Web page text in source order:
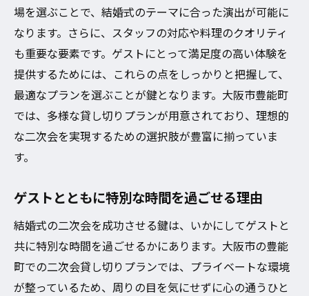
豊能町の魅力的な貸し切り会場をご紹介
自然豊かな環境で過ごす結婚式二次会
プライベート感あふれる貸し切り空間の楽
しみ方
豊能町で実現する贅沢な結婚式二次会
地域の魅力を活かした二次会プラン
大阪市豊能町で叶える特別な一日
阪市の魅力
大阪市で人気の貸し切りプランの特徴
二次会を華やかにする貸し切りプランの選
択肢
場を選ぶことで、結婚式のテーマに合った演出が可能に
なります。さらに、スタッフの対応や料理のクオリティ
も重要な要素です。ゲストにとって満足度の高い体験を
提供するためには、これらの点をしっかりと把握して、
最適なプランを選ぶことが鍵となります。大阪市豊能町
では、多様な貸し切りプランが用意されており、理想的
な二次会を実現するための選択肢が豊富に揃っていま
す。
ゲストとともに特別な時間を過ごせる理由
結婚式の二次会を成功させる鍵は、いかにしてゲストと
共に特別な時間を過ごせるかにあります。大阪市の豊能
町での二次会貸し切りプランでは、プライベートな環境
が整っているため、周りの目を気にせずに心の通うひと